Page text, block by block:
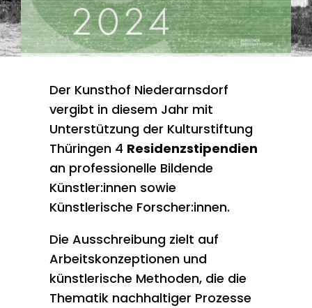
Der Kunsthof Niederarnsdorf
vergibt in diesem Jahr mit
Unterstützung der Kulturstiftung
Thüringen 4 Residenzstipendien
an professionelle Bildende
Künstler:innen sowie
Künstlerische Forscher:innen.
Die Ausschreibung zielt auf
Arbeitskonzeptionen und
künstlerische Methoden, die die
Thematik nachhaltiger Prozesse